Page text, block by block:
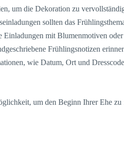
um die Dekoration zu
sollten das
Einladungen mit Blumenmotiven oder
Frühlingsnotizen
wie Datum, Ort und
um den Beginn Ihrer Ehe zu